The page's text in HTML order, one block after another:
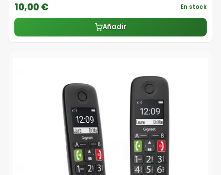
10,00 € En stock
Añadir